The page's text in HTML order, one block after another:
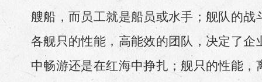
艘船，而员工就是船员或水手；舰队的战
各舰只的性能，高能效的团队，决定了企
中畅游还是在红海中挣扎；舰只的性能，